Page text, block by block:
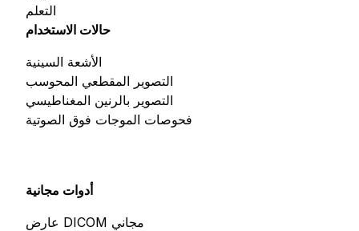
التعلم
حالات الاستخدام
التصوير المقطعي المحوسب
التصوير بالرنين المغناطيسي
فحوصات الموجات فوق الصوتية
الأشعة السينية
أدوات مجانية
عارض DICOM مجاني